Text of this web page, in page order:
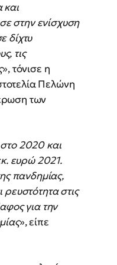
και
στην ενίσχυση
δίχτυ
τις
», τόνισε η
Πελώνη
των
2020 και
ευρώ 2021.
πανδημίας,
ρευστότητα στις
για την
», είπε